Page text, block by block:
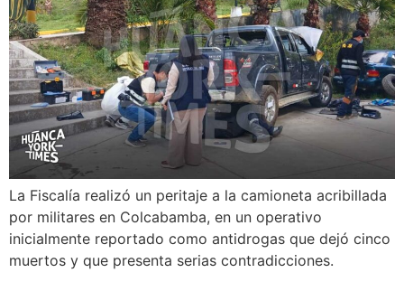
La Fiscalía realizó un peritaje a la camioneta acribillada
por militares en Colcabamba, en un operativo
inicialmente reportado como antidrogas que dejó cinco
muertos y que presenta serias contradicciones.